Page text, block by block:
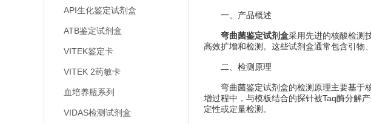
API生化鉴定试剂盒
ATB鉴定试剂盒
VITEK鉴定卡
VITEK 2药敏卡
血培养瓶系列
VIDAS检测试剂盒
一、产品概述
弯曲菌鉴定试剂盒采用先进的核酸检测
高效扩增和检测。这些试剂盒通常包含引物
二、检测原理
弯曲菌鉴定试剂盒的检测原理主要基于核
增过程中，与模板结合的探针被Taq酶分解
定性或定量检测。